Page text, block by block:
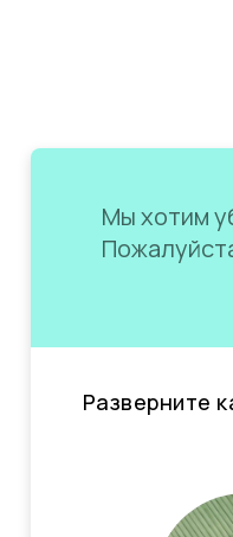
Мы хотим
Разверните